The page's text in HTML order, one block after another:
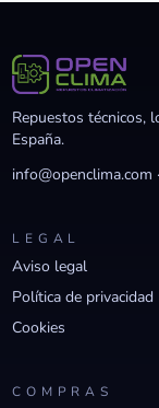
Repuestos técnicos,
España.
info@openclima.com
LEGAL
Aviso legal
Política de privacidad
Cookies
COMPRAS